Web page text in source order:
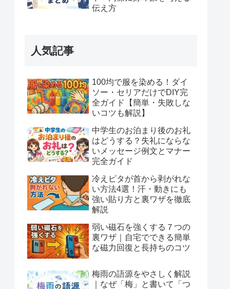
伝え方
人気記事
100均で服を染める！ダイ
ソー・セリアだけでDIY完
全ガイド【簡単・失敗しな
いコツも解説】
中学生のお泊まり後のお礼
はどうする？失礼にならな
いメッセージ例文とマナー
完全ガイド
冷えピタが首から剥がれな
い方法4選！汗・動きにも
強い貼り方と裏ワザを徹底
解説
弱い磁石を強くする７つの
裏ワザ｜自宅でできる簡単
な磁力回復と長持ちのコツ
梅雨の語源をやさしく解説
｜なぜ「梅」と書いて「つ